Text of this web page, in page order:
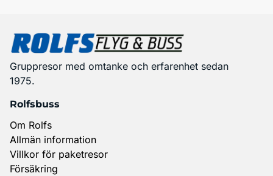
Gruppresor med omtanke och erfarenhet sedan
1975.
Rolfsbuss
Om Rolfs
Allmän information
Villkor för paketresor
Försäkring